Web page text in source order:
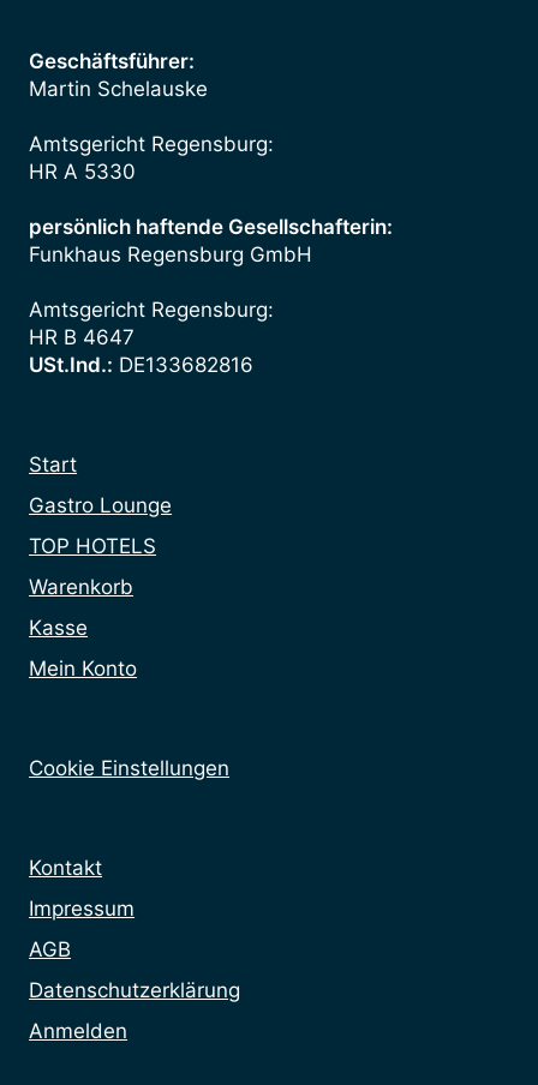
Geschäftsführer:
Martin Schelauske
Amtsgericht Regensburg:
HR A 5330
persönlich haftende Gesellschafterin:
Funkhaus Regensburg GmbH
Amtsgericht Regensburg:
HR B 4647
USt.Ind.: DE133682816
Start
Gastro Lounge
TOP HOTELS
Warenkorb
Kasse
Mein Konto
Cookie Einstellungen
Kontakt
Impressum
AGB
Datenschutzerklärung
Anmelden